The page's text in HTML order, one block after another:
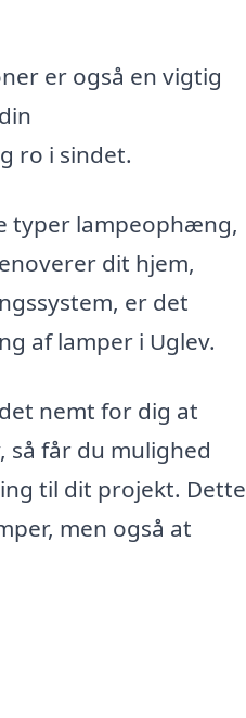
er også en vigtig
ro i sindet.
typer lampeophæng,
dit hjem,
er det
af lamper i Uglev.
nemt for dig at
så får du mulighed
til dit projekt. Dette
men også at